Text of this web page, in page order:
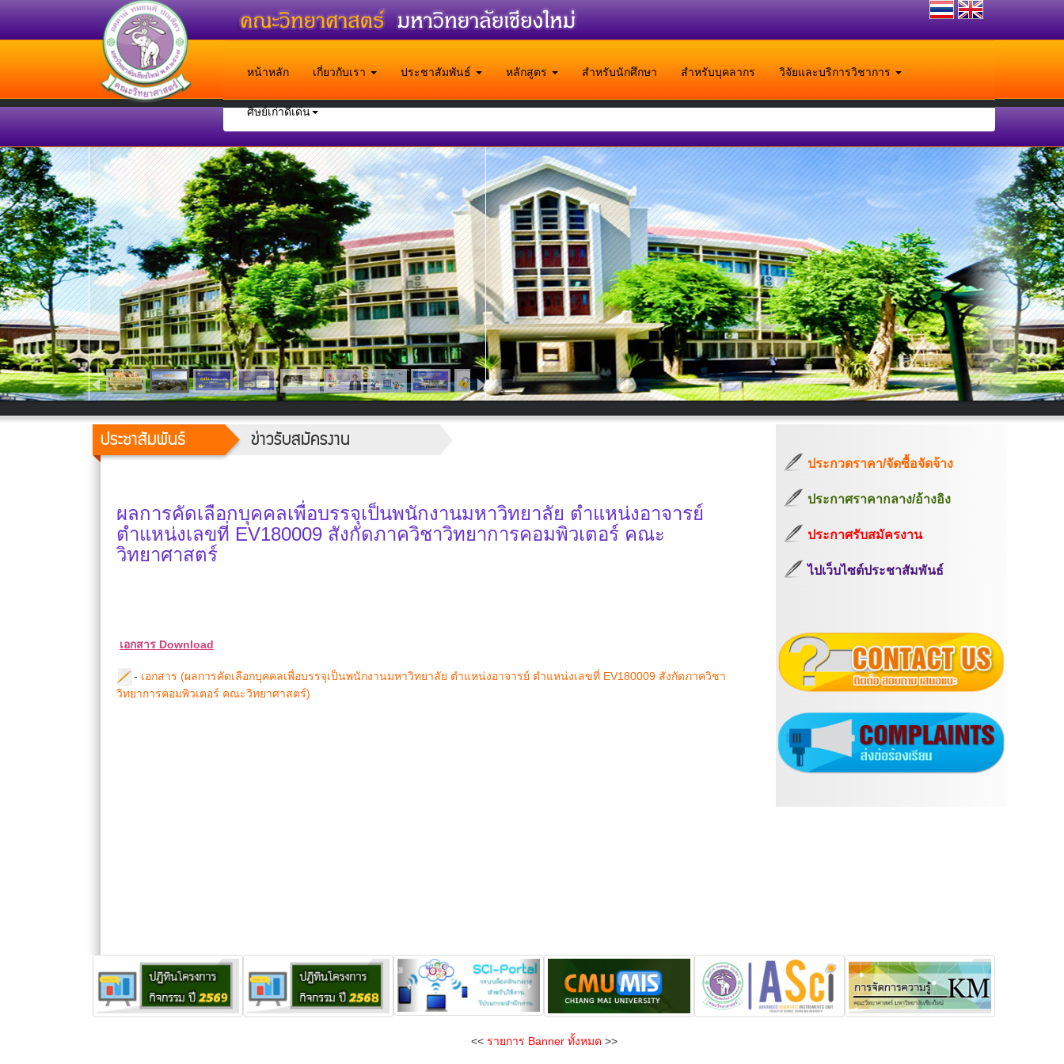
หน้าหลัก เกี่ยวกับเรา ประชาสัมพันธ์ หลักสูตร สำหรับนักศึกษา สำหรับบุคลากร วิจัยและบริการวิชาการ
ศิษย์เก่าดีเด่น
ประชาสัมพันธ์ ข่าวรับสมัครงาน
ผลการคัดเลือกบุคคลเพื่อบรรจุเป็นพนักงานมหาวิทยาลัย ตำแหน่งอาจารย์
ตำแหน่งเลขที่ EV180009 สังกัดภาควิชาวิทยาการคอมพิวเตอร์ คณะ
วิทยาศาสตร์
เอกสาร Download
- เอกสาร (ผลการคัดเลือกบุคคลเพื่อบรรจุเป็นพนักงานมหาวิทยาลัย ตำแหน่งอาจารย์ ตำแหน่งเลขที่ EV180009 สังกัดภาควิชา
วิทยาการคอมพิวเตอร์ คณะวิทยาศาสตร์)
ประกวดราคา/จัดซื้อจัดจ้าง
ประกาศราคากลาง/อ้างอิง
ประกาศรับสมัครงาน
ไปเว็บไซต์ประชาสัมพันธ์
<< รายการ Banner ทั้งหมด >>